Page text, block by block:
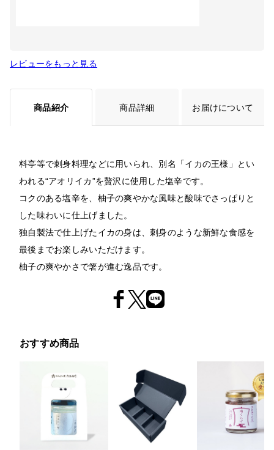
レビューをもっと見る
商品紹介
料亭等で刺身料理などに用いられ、別名「イカの王様」とい
われる“アオリイカ”を贅沢に使用した塩辛です。
コクのある塩辛を、柚子の爽やかな風味と酸味でさっぱりと
した味わいに仕上げました。
独自製法で仕上げたイカの身は、刺身のような新鮮な食感を
最後までお楽しみいただけます。
柚子の爽やかさで箸が進む逸品です。
商品詳細 お届けについて
おすすめ商品